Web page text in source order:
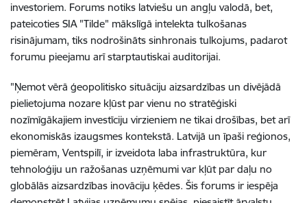
investoriem. Forums notiks latviešu un angļu valodā, bet,
pateicoties SIA "Tilde" mākslīgā intelekta tulkošanas
risinājumam, tiks nodrošināts sinhronais tulkojums, padarot
forumu pieejamu arī starptautiskai auditorijai.
"Ņemot vērā ģeopolitisko situāciju aizsardzības un divējādā
pielietojuma nozare kļūst par vienu no stratēģiski
nozīmīgākajiem investīciju virzieniem ne tikai drošības, bet arī
ekonomiskās izaugsmes kontekstā. Latvijā un īpaši reģionos,
piemēram, Ventspilī, ir izveidota laba infrastruktūra, kur
tehnoloģiju un ražošanas uzņēmumi var kļūt par daļu no
globālās aizsardzības inovāciju ķēdes. Šis forums ir iespēja